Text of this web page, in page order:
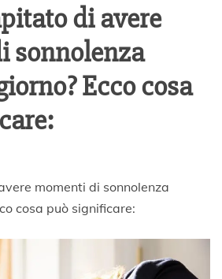
di avere
sonnolenza
Ecco cosa
momenti di sonnolenza
cosa può significare: